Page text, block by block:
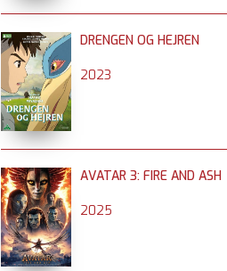
DRENGEN OG HEJREN
2023
AVATAR 3: FIRE AND ASH
2025